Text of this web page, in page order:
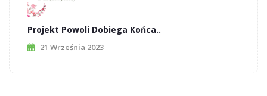
Projekt Powoli Dobiega Końca..
21 Września 2023